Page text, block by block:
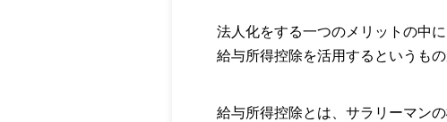
法人化をする一つのメリットの中に
給与所得控除を活用するというもの
給与所得控除とは、サラリーマン